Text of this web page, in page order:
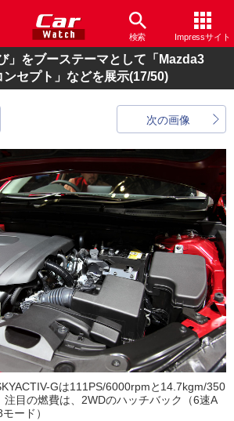
検索 Impressサイト
」をブーステーマとして「Mazda3
セプト」などを展示(17/50)
次の画像
Gは111PS/6000rpmと14.7kgm/350
目の燃費は、2WDのハッチバック（6速A
ード）